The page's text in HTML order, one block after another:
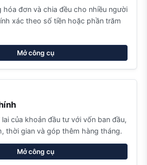
hóa đơn và chia đều cho nhiều người
xác theo số tiền hoặc phần trăm
Mở công cụ
của khoản đầu tư với vốn ban đầu,
thời gian và góp thêm hàng tháng.
Mở công cụ